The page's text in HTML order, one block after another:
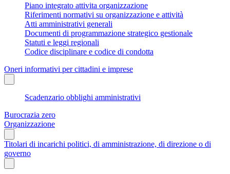
Piano integrato attivita organizzazione
Riferimenti normativi su organizzazione e attività
Atti amministrativi generali
Documenti di programmazione strategico gestionale
Statuti e leggi regionali
Codice disciplinare e codice di condotta
Oneri informativi per cittadini e imprese
Scadenzario obblighi amministrativi
Burocrazia zero
Organizzazione
Titolari di incarichi politici, di amministrazione, di direzione o di
governo